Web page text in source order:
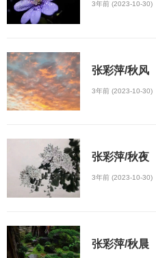
3年前 (2023-10-30)
张彩萍/秋风
3年前 (2023-10-30)
张彩萍/秋夜
3年前 (2023-10-30)
张彩萍/秋晨